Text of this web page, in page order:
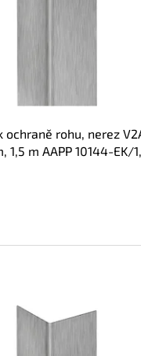
ochraně rohu, nerez
1,5 m AAPP 10144-EK/